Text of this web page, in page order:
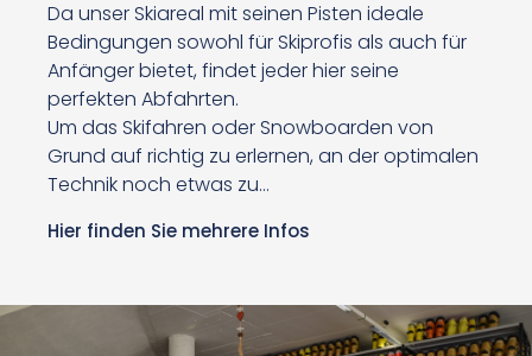
Da unser Skiareal mit seinen Pisten ideale
Bedingungen sowohl für Skiprofis als auch für
Anfänger bietet, findet jeder hier seine
perfekten Abfahrten.
Um das Skifahren oder Snowboarden von
Grund auf richtig zu erlernen, an der optimalen
Technik noch etwas zu…
Hier finden Sie mehrere Infos